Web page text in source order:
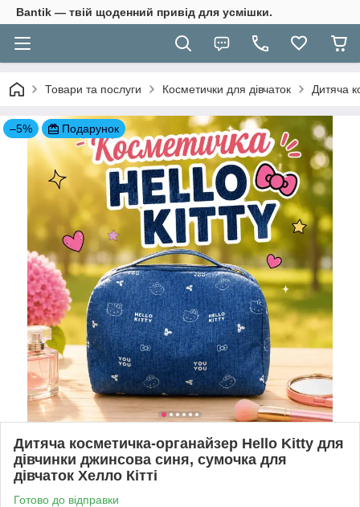
Bantik — твій щоденний привід для усмішки.
Товари та послуги Косметички для дівчаток Дитяча
–5% Подарунок
Дитяча косметичка-органайзер Hello Kitty для
дівчинки джинсова синя, сумочка для
дівчаток Хелло Кітті
Готово до відправки